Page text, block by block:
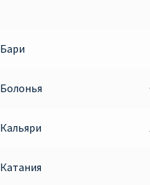
ЦЕНЫ |
Бари
Болонья
Кальяри
Катания